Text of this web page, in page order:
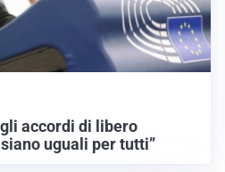
accordi di libero
uguali per tutti”